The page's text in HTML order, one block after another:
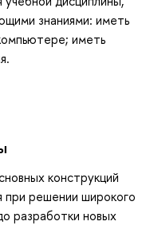
знаниями: иметь
иметь
конструкций
при решении широкого
разработки новых